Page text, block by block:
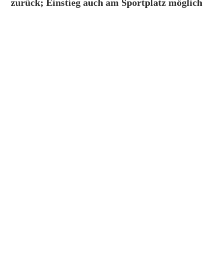
zurück; Einstieg auch am Sportplatz möglich